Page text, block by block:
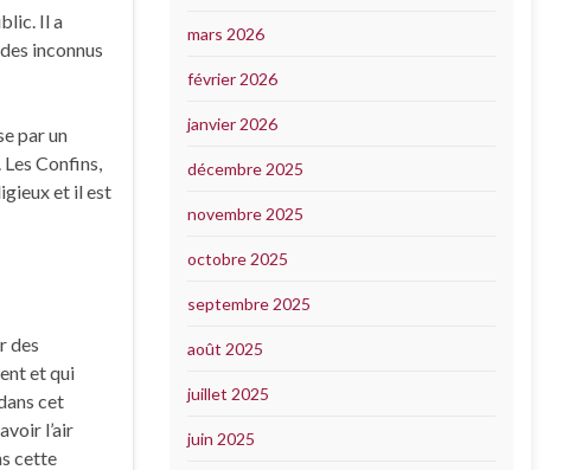
Il a
inconnus
par un
Les Confins,
et il est
des
et qui
cet
l’air
cette
mars 2026
février 2026
janvier 2026
décembre 2025
novembre 2025
octobre 2025
septembre 2025
août 2025
juillet 2025
juin 2025